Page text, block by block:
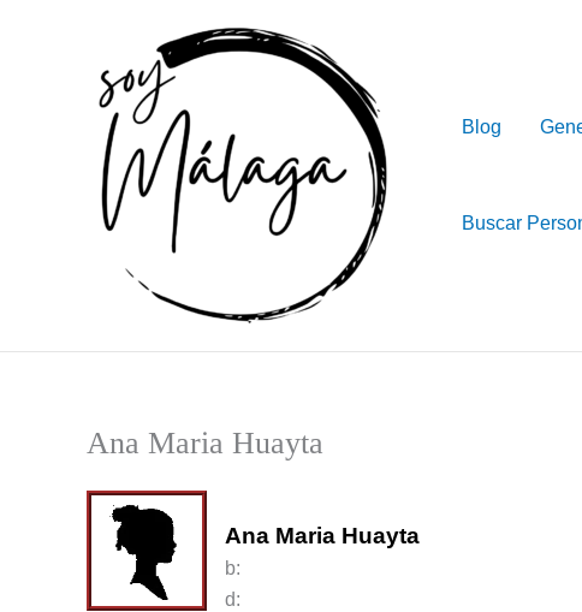
Blog
Buscar
Ana Maria Huayta
Ana Maria Huayta
b:
d: